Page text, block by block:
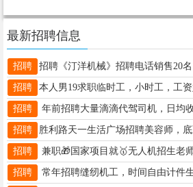
最新招聘信息
招聘
招聘
招聘
招聘
招聘
招聘